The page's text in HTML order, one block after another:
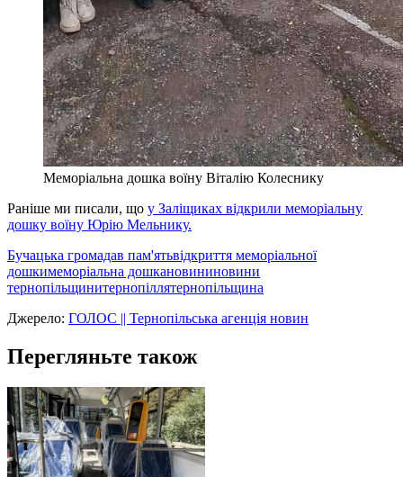
Меморіальна дошка воїну Віталію Колеснику
Раніше ми писали, що у Заліщиках відкрили меморіальну
дошку воїну Юрію Мельнику.
Бучацька громадав пам'ятьвідкриття меморіальної
дошкимеморіальна дошкановининовини
тернопільщинитернопіллятернопільщина
Джерело: ГОЛОС || Тернопільська агенція новин
Перегляньте також